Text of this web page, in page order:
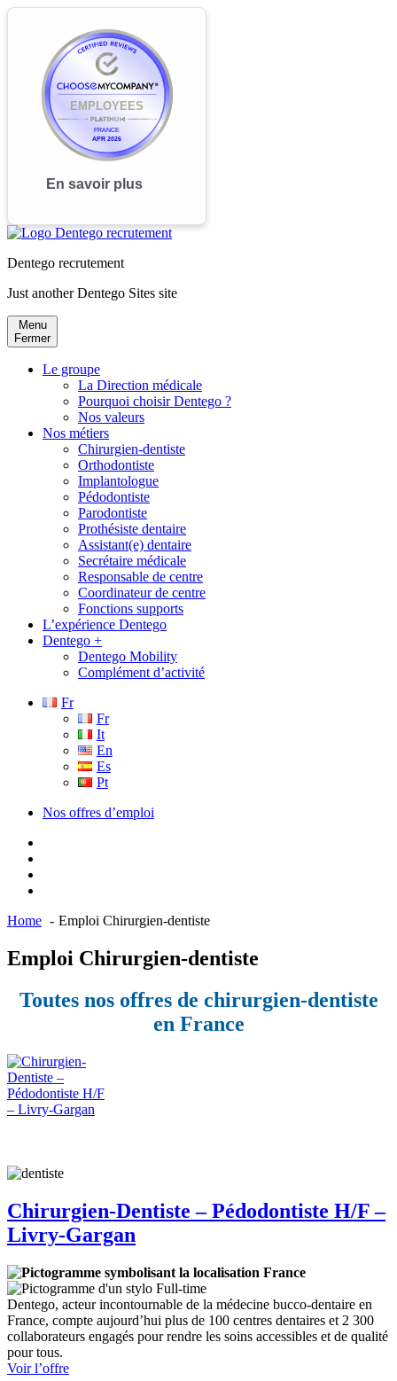
Dentego recrutement
Just another Dentego Sites site
Menu
Fermer
Le groupe
La Direction médicale
Pourquoi choisir Dentego ?
Nos valeurs
Nos métiers
Chirurgien-dentiste
Orthodontiste
Implantologue
Pédodontiste
Parodontiste
Prothésiste dentaire
Assistant(e) dentaire
Secrétaire médicale
Responsable de centre
Coordinateur de centre
Fonctions supports
L’expérience Dentego
Dentego +
Dentego Mobility
Complément d’activité
Fr
Fr
It
En
Es
Pt
Nos offres d’emploi
Home Emploi Chirurgien-dentiste
Emploi Chirurgien-dentiste
Toutes nos offres de chirurgien-dentiste
en France
Chirurgien-Dentiste – Pédodontiste H/F –
Livry-Gargan
France
Full-time
Dentego, acteur incontournable de la médecine bucco-dentaire en
France, compte aujourd’hui plus de 100 centres dentaires et 2 300
collaborateurs engagés pour rendre les soins accessibles et de qualité
pour tous.
Voir l’offre: